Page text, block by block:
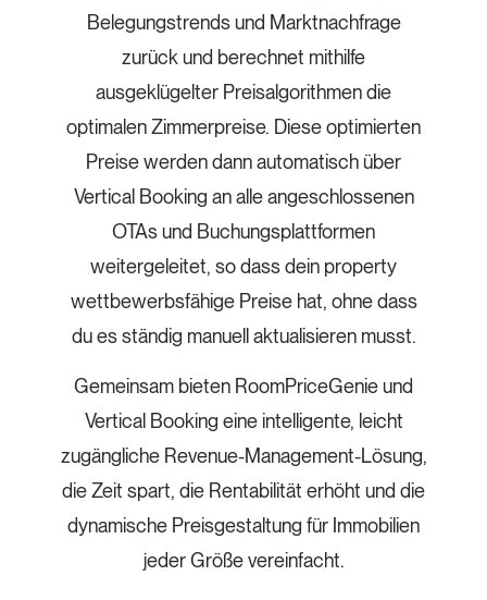
Belegungstrends und Marktnachfrage
zurück und berechnet mithilfe
ausgeklügelter Preisalgorithmen die
optimalen Zimmerpreise. Diese optimierten
Preise werden dann automatisch über
Vertical Booking an alle angeschlossenen
OTAs und Buchungsplattformen
weitergeleitet, so dass dein property
wettbewerbsfähige Preise hat, ohne dass
du es ständig manuell aktualisieren musst.
Gemeinsam bieten RoomPriceGenie und
Vertical Booking eine intelligente, leicht
zugängliche Revenue-Management-Lösung,
die Zeit spart, die Rentabilität erhöht und die
dynamische Preisgestaltung für Immobilien
jeder Größe vereinfacht.